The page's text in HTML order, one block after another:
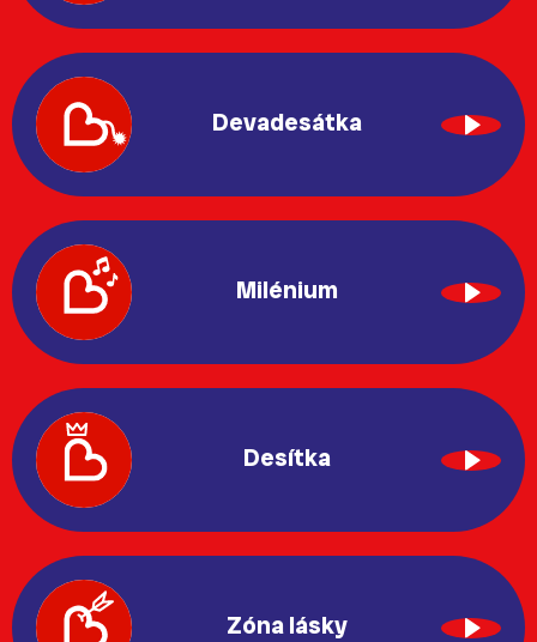
Devadesátka
Milénium
Desítka
Zóna lásky